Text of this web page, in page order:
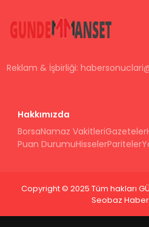
Reklam & İşbirliği:
Hakkımızda
BorsaNamaz VakitleriGazeteler
Puan DurumuHisselerPariteler
Copyright © 2025 Tüm hakları
Seobaz Haber